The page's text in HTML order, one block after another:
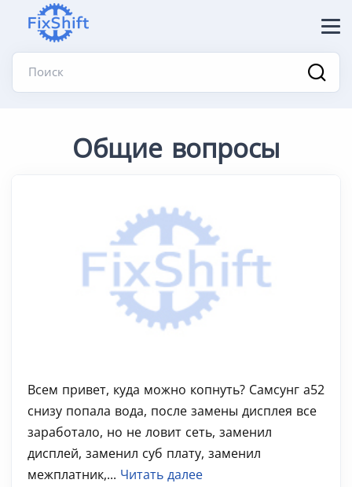
Поиск
Общие вопросы
Всем привет, куда можно копнуть? Самсунг а52
снизу попала вода, после замены дисплея все
заработало, но не ловит сеть, заменил
дисплей, заменил суб плату, заменил
межплатник,... Читать далее